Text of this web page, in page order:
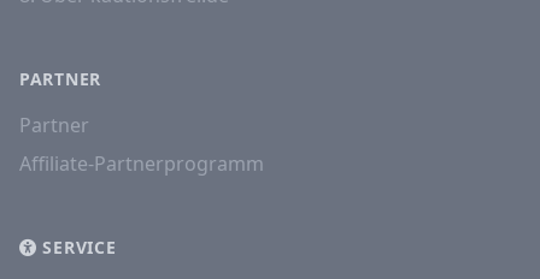
PARTNER
Partner
Affiliate-Partnerprogramm
SERVICE